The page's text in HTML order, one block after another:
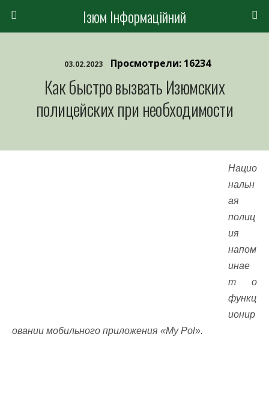
Ізюм Інформаційний
03.02.2023 Просмотрели: 16234
Как быстро вызвать Изюмских
полицейских при необходимости
Нацио
нальн
ая
полиц
ия
напом
инае
т о
функц
ионир
овании мобильного приложения «My Pol».